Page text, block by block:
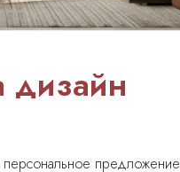
дизайн
персональное предложение